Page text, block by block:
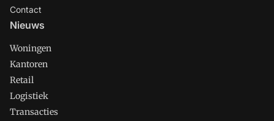
Contact
Nieuws
Woningen
Kantoren
Retail
Logistiek
Transacties